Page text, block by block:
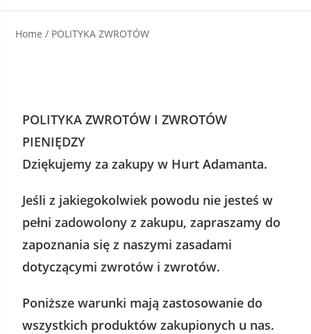
Home / POLITYKA ZWROTÓW
POLITYKA ZWROTÓW I ZWROTÓW
PIENIĘDZY
Dziękujemy za zakupy w Hurt Adamanta.
Jeśli z jakiegokolwiek powodu nie jesteś w
pełni zadowolony z zakupu, zapraszamy do
zapoznania się z naszymi zasadami
dotyczącymi zwrotów i zwrotów.
Poniższe warunki mają zastosowanie do
wszystkich produktów zakupionych u nas.